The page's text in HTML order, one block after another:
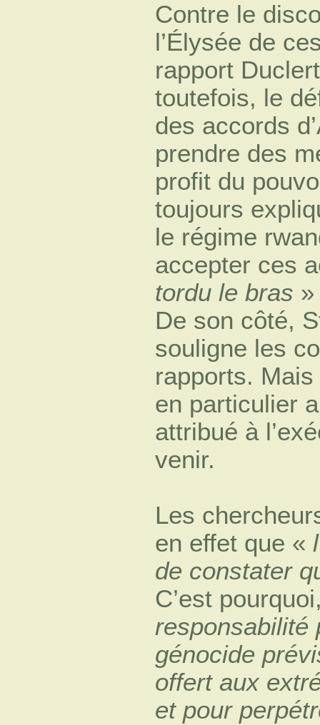
Contre le
l’Élysée de
rapport
toutefois, le
des accords
prendre des
profit du
toujours
le régime
accepter ces
tordu le bras
De son côté,
souligne les
rapports.
en particulier
attribué à
venir.
Les
en effet que «
de constater
C’est
responsabilité
génocide
offert aux
et pour